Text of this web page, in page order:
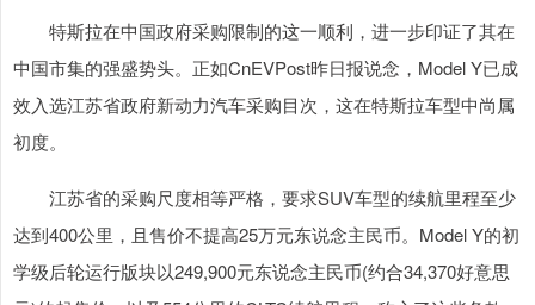
特斯拉在中国政府采购限制的这一顺利，进一步印证了其在
中国市集的强盛势头。正如CnEVPost昨日报说念，Model Y已成
效入选江苏省政府新动力汽车采购目次，这在特斯拉车型中尚属
初度。
江苏省的采购尺度相等严格，要求SUV车型的续航里程至少
达到400公里，且售价不提高25万元东说念主民币。Model Y的初
学级后轮运行版块以249,900元东说念主民币(约合34,370好意思